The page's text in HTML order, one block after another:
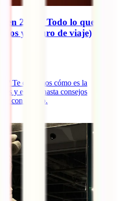
en 2026? Todo lo que
y seguro de viaje)
Te contamos cómo es la
y estafas hasta consejos
con seguro.